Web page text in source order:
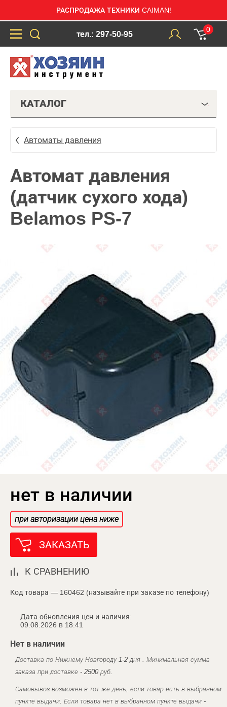
РАСПРОДАЖА ТЕХНИКИ CAIMAN!
тел.: 297-50-95
0
КАТАЛОГ
Автоматы давления
Автомат давления
(датчик сухого хода)
Belamos PS-7
нет в наличии
при авторизации цена ниже
ЗАКАЗАТЬ
К СРАВНЕНИЮ
Код товара — 160462 (называйте при заказе по телефону)
Дата обновления цен и наличия:
09.08.2026 в 18:41
Нет в наличии
Доставка по Нижнему Новгороду 1-2 дня . Минимальная сумма
заказа при доставке - 2500 руб.
Самовывоз возможен в тот же день, если товар есть в выбранном
пункте выдачи. Если товара нет в выбранном пункте выдачи -